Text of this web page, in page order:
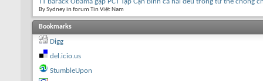
TT Barack Obama gặp PCT Tập Cận Bình cả hai đều trong tư thế chông
By Sydney in forum Tin Việt Nam
Bookmarks
Digg
del.icio.us
StumbleUpon